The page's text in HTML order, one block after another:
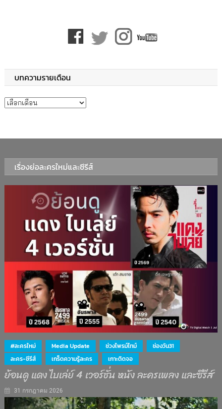
บทความรายเดือน
บทความรายเดือน
เรื่องย่อละครใหม่และซีรีส์
#ละครใหม่ Media Update ช่วงไพรม์ไทม์
ช่องวัน31
ละคร-ซีรีส์
เกร็ดความรู้ละคร เกาะติดจอ
ย้อนดู แดง ไบเล่ย์ 4 เวอร์ชั่น หนัง ละครเพลง และซีรีส์
31 กรกฎาคม 2026